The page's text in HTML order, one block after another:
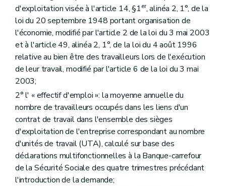
d'exploitation visée à l'article 14, §1er, alinéa 2, 1°, de la
loi du 20 septembre 1948 portant organisation de
l'économie, modifié par l'article 2 de la loi du 3 mai 2003
et à l'article 49, alinéa 2, 1°, de la loi du 4 août 1996
relative au bien être des travailleurs lors de l'exécution
de leur travail, modifié par l'article 6 de la loi du 3 mai
2003;
2° l' « effectif d'emploi »: la moyenne annuelle du
nombre de travailleurs occupés dans les liens d'un
contrat de travail dans l'ensemble des sièges
d'exploitation de l'entreprise correspondant au nombre
d'unités de travail (UTA), calculé sur base des
déclarations multifonctionnelles à la Banque-carrefour
de la Sécurité Sociale des quatre trimestres précédant
l'introduction de la demande;